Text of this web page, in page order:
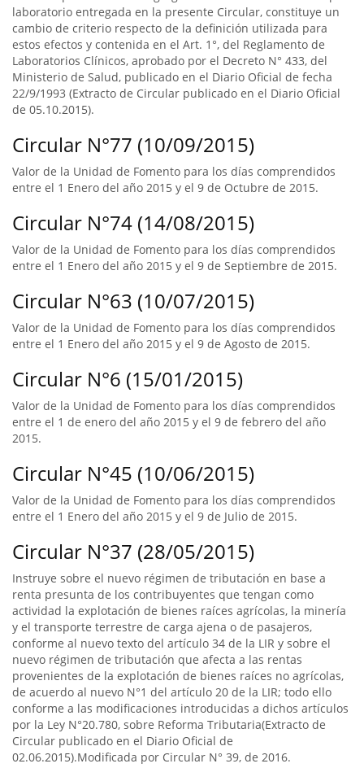
laboratorio entregada en la presente Circular, constituye un
cambio de criterio respecto de la definición utilizada para
estos efectos y contenida en el Art. 1°, del Reglamento de
Laboratorios Clínicos, aprobado por el Decreto N° 433, del
Ministerio de Salud, publicado en el Diario Oficial de fecha
22/9/1993 (Extracto de Circular publicado en el Diario Oficial
de 05.10.2015).
Circular N°77 (10/09/2015)
Valor de la Unidad de Fomento para los días comprendidos
entre el 1 Enero del año 2015 y el 9 de Octubre de 2015.
Circular N°74 (14/08/2015)
Valor de la Unidad de Fomento para los días comprendidos
entre el 1 Enero del año 2015 y el 9 de Septiembre de 2015.
Circular N°63 (10/07/2015)
Valor de la Unidad de Fomento para los días comprendidos
entre el 1 Enero del año 2015 y el 9 de Agosto de 2015.
Circular N°6 (15/01/2015)
Valor de la Unidad de Fomento para los días comprendidos
entre el 1 de enero del año 2015 y el 9 de febrero del año
2015.
Circular N°45 (10/06/2015)
Valor de la Unidad de Fomento para los días comprendidos
entre el 1 Enero del año 2015 y el 9 de Julio de 2015.
Circular N°37 (28/05/2015)
Instruye sobre el nuevo régimen de tributación en base a
renta presunta de los contribuyentes que tengan como
actividad la explotación de bienes raíces agrícolas, la minería
y el transporte terrestre de carga ajena o de pasajeros,
conforme al nuevo texto del artículo 34 de la LIR y sobre el
nuevo régimen de tributación que afecta a las rentas
provenientes de la explotación de bienes raíces no agrícolas,
de acuerdo al nuevo N°1 del artículo 20 de la LIR; todo ello
conforme a las modificaciones introducidas a dichos artículos
por la Ley N°20.780, sobre Reforma Tributaria(Extracto de
Circular publicado en el Diario Oficial de
02.06.2015).Modificada por Circular N° 39, de 2016.